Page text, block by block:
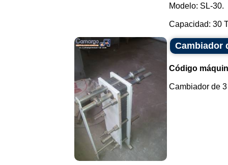
Modelo: SL-30.
Capacidad: 30
Cambiador
Código
Cambiador de